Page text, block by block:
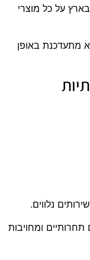
על כל מוצרי
מתעדכנת באופן
נלווים.
ומחויבות